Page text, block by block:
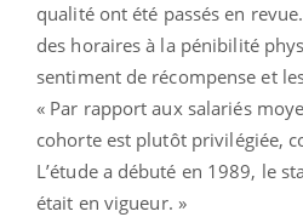
qualité ont été passés en
des horaires à la pénibilité
sentiment de récompense et
« Par rapport aux salariés
cohorte est plutôt privilégiée,
L’étude a débuté en 1989, le
était en vigueur. »